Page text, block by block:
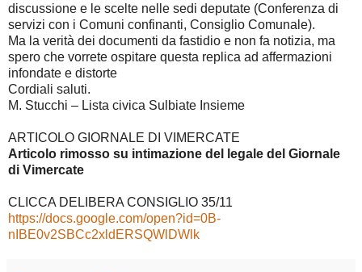
discussione e le scelte nelle sedi deputate (Conferenza di
servizi con i Comuni confinanti, Consiglio Comunale).
Ma la verità dei documenti da fastidio e non fa notizia, ma
spero che vorrete ospitare questa replica ad affermazioni
infondate e distorte
Cordiali saluti.
M. Stucchi – Lista civica Sulbiate Insieme
ARTICOLO GIORNALE DI VIMERCATE
Articolo rimosso su intimazione del legale del Giornale
di Vimercate
CLICCA DELIBERA CONSIGLIO 35/11
https://docs.google.com/open?id=0B-
nIBE0v2SBCc2xldERSQWlDWlk